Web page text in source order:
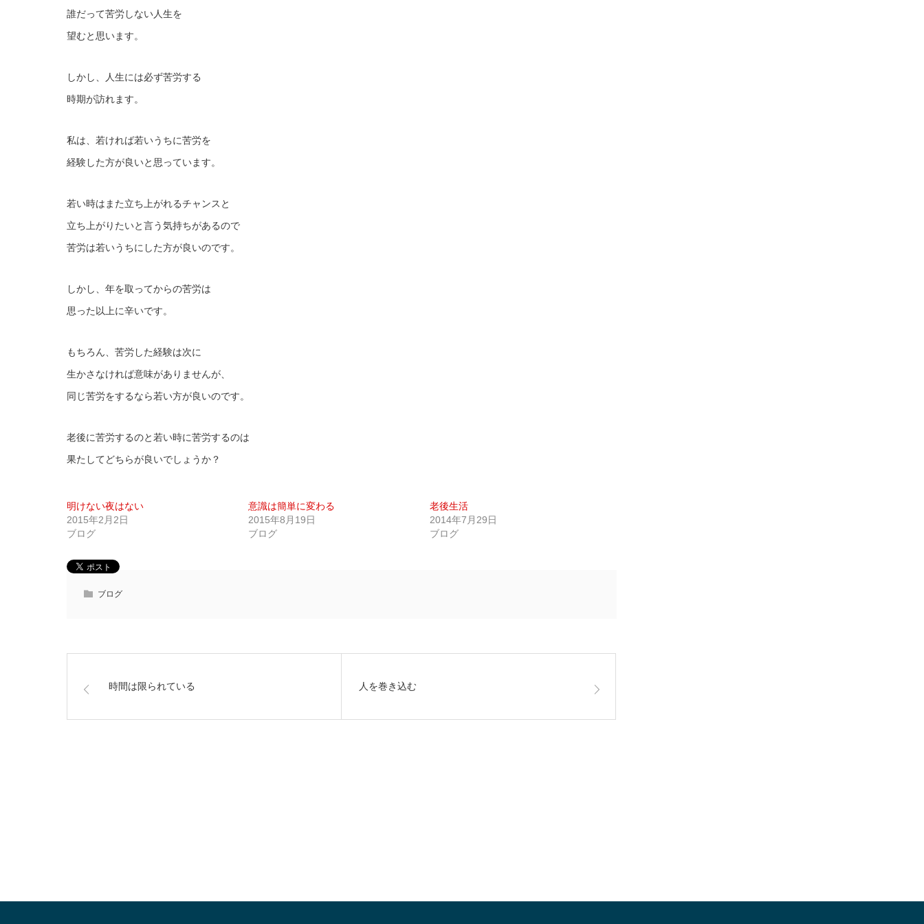
誰だって苦労しない人生を
望むと思います。
しかし、人生には必ず苦労する
時期が訪れます。
私は、若ければ若いうちに苦労を
経験した方が良いと思っています。
若い時はまた立ち上がれるチャンスと
立ち上がりたいと言う気持ちがあるので
苦労は若いうちにした方が良いのです。
しかし、年を取ってからの苦労は
思った以上に辛いです。
もちろん、苦労した経験は次に
生かさなければ意味がありませんが、
同じ苦労をするなら若い方が良いのです。
老後に苦労するのと若い時に苦労するのは
果たしてどちらが良いでしょうか？
明けない夜はない
2015年2月2日
ブログ
意識は簡単に変わる
2015年8月19日
ブログ
老後生活
2014年7月29日
ブログ
ブログ
時間は限られている 人を巻き込む